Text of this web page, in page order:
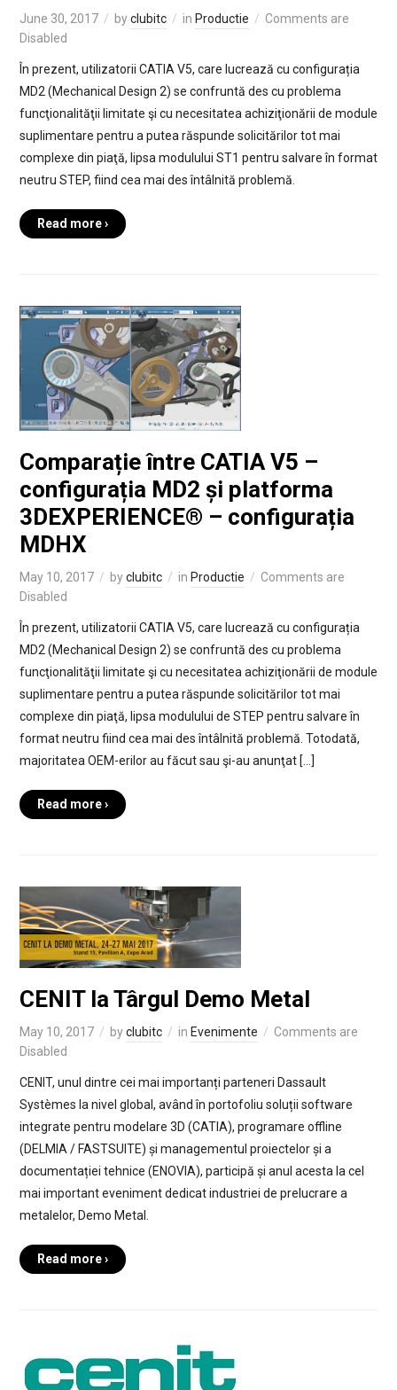
June 30, 2017 byclubitc in Productie
Comments are
Disabled
În prezent, utilizatorii CATIA V5, care lucrează cu configurația
MD2 (Mechanical Design 2) se confruntă des cu problema
funcţionalităţii limitate şi cu necesitatea achiziţionării de module
suplimentare pentru a putea răspunde solicitărilor tot mai
complexe din piaţă, lipsa modulului ST1 pentru salvare în format
neutru STEP, fiind cea mai des întâlnită problemă.
Read more ›
Comparație între CATIA V5 –
configurația MD2 și platforma
3DEXPERIENCE® – configurația
MDHX
May 10, 2017 byclubitc in Productie
Comments are
Disabled
În prezent, utilizatorii CATIA V5, care lucrează cu configurația
MD2 (Mechanical Design 2) se confruntă des cu problema
funcţionalităţii limitate şi cu necesitatea achiziţionării de module
suplimentare pentru a putea răspunde solicitărilor tot mai
complexe din piaţă, lipsa modulului de STEP pentru salvare în
format neutru fiind cea mai des întâlnită problemă. Totodată,
majoritatea OEM-erilor au făcut sau şi-au anunţat […]
Read more ›
CENIT la Târgul Demo Metal
May 10, 2017 byclubitc in Evenimente
Comments are
Disabled
CENIT, unul dintre cei mai importanți parteneri Dassault
Systèmes la nivel global, având în portofoliu soluții software
integrate pentru modelare 3D (CATIA), programare offline
(DELMIA / FASTSUITE) și managementul proiectelor și a
documentației tehnice (ENOVIA), participă și anul acesta la cel
mai important eveniment dedicat industriei de prelucrare a
metalelor, Demo Metal.
Read more ›